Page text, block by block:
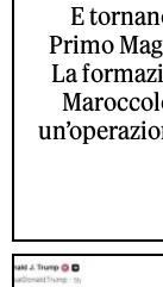
E
Primo
La